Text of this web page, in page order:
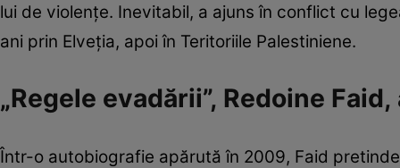
lui de violențe. Inevitabil, a ajuns în conflict cu
ani prin Elveția, apoi în Teritoriile Palestiniene.
„Regele evadării”, Redoine
Într-o autobiografie apărută în 2009, Faid